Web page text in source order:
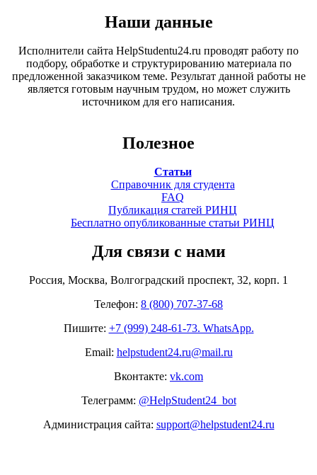
Наши данные
Исполнители сайта HelpStudentu24.ru проводят работу по
подбору, обработке и структурированию материала по
предложенной заказчиком теме. Результат данной работы не
является готовым научным трудом, но может служить
источником для его написания.
Полезное
Статьи
Справочник для студента
FAQ
Публикация статей РИНЦ
Бесплатно опубликованные статьи РИНЦ
Для связи с нами
Россия, Москва, Волгоградский проспект, 32, корп. 1
Телефон: 8 (800) 707-37-68
Пишите: +7 (999) 248-61-73. WhatsApp.
Email: helpstudent24.ru@mail.ru
Вконтакте: vk.com
Телеграмм: @HelpStudent24_bot
Администрация сайта: support@helpstudent24.ru